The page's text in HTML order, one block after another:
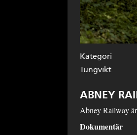
Kategori
Tungvikt
ABNEY
Abney Railway
Dokumentär